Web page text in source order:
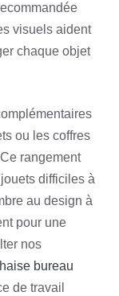
visuels aident
chaque objet
ou les coffres
rangement
difficiles à
au design à
pour une
nos
bureau
de travail